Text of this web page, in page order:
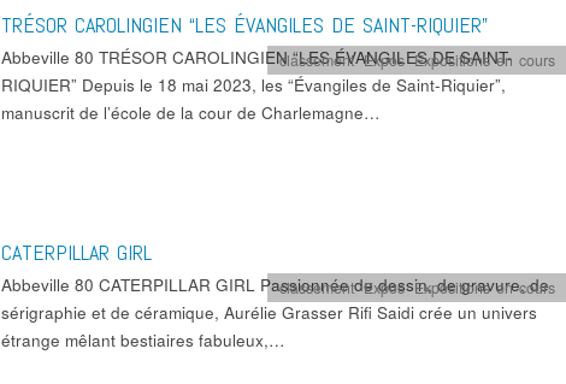
TRÉSOR CAROLINGIEN “LES ÉVANGILES DE SAINT-RIQUIER”
classement,Expos,Expositions en cours
Abbeville 80 TRÉSOR CAROLINGIEN “LES ÉVANGILES DE SAINT-
RIQUIER” Depuis le 18 mai 2023, les “Évangiles de Saint-Riquier”,
manuscrit de l’école de la cour de Charlemagne…
CATERPILLAR GIRL
classement,Expos,Expositions en cours
Abbeville 80 CATERPILLAR GIRL Passionnée de dessin, de gravure, de
sérigraphie et de céramique, Aurélie Grasser Rifi Saidi crée un univers
étrange mêlant bestiaires fabuleux,…